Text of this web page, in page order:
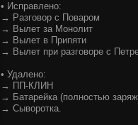
• Исправлено:
→ Разговор с Поваром
→ Вылет за Монолит
→ Вылет в Припяти
→ Вылет при разговоре с
• Удалено:
→ ПП-КЛИН
→ Батарейка (полностью
→ Сыворотка.